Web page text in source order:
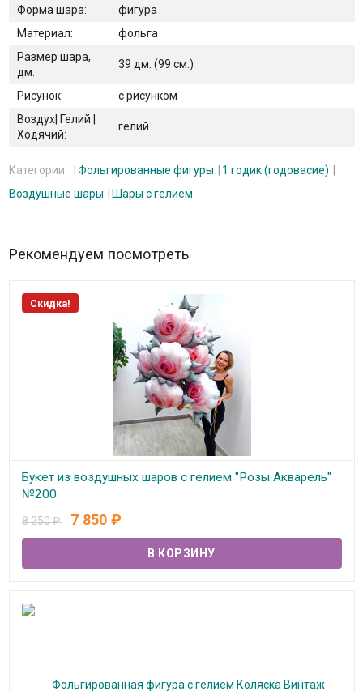
Форма шара:
фигура
Материал:
фольга
Размер шара,
дм:
39 дм. (99 см.)
Рисунок:
с рисунком
Воздух| Гелий |
Ходячий:
гелий
Категории: Фольгированные фигуры
1 годик (годовасие)
Воздушные шары
Шары с гелием
Рекомендуем посмотреть
Скидка!
Букет из воздушных шаров с гелием "Розы Акварель"
№200
В наличии
8 250₽ 7 850 ₽